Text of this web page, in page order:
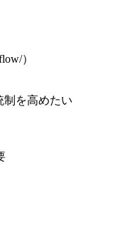
）
制を高めたい